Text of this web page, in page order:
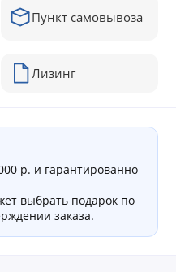
Пункт самовывоза
Лизинг
р. и гарантированно
выбрать подарок по
заказа.